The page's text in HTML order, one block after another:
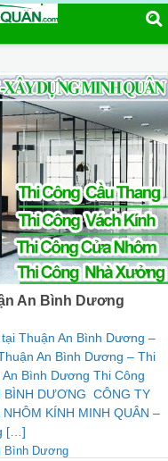
An Bình Dương
Thuận An Bình Dương –
An Bình Dương – Thi
Bình Dương Thi Công
BÌNH DƯƠNG CÔNG TY
KÍNH MINH QUÂN –
[…]
Bình Dương